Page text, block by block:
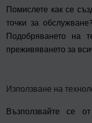
Помислете как се
точки за
Подобряването на
преживяването за
Използване на
Възползвайте се